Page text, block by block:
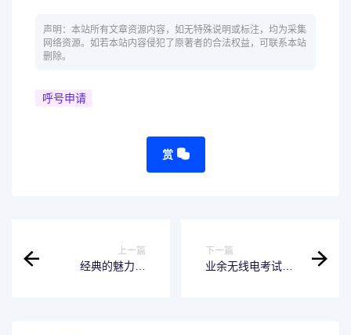
声明：本站所有文章资源内容，如无特殊说明或标注，均为采集
网络资源。如若本站内容侵犯了原著者的合法权益，可联系本站
删除。
呼号申请
赏
上一篇
经典的魅力！
下一篇
业余无线电考试报